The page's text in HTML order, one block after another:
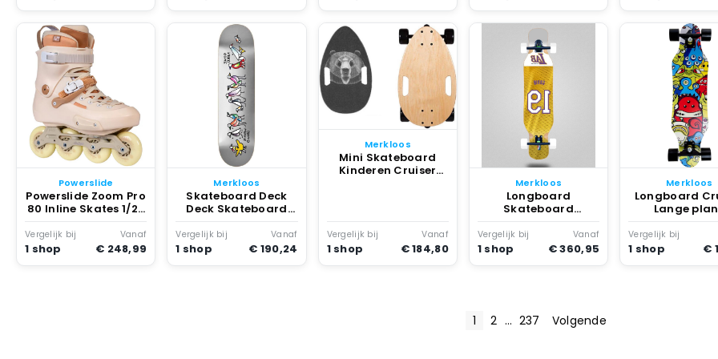
Powerslide
Powerslide Zoom Pro
80 Inline Skates 1/2-
43 Creme
Vergelijk bij
1 shop
Vanaf
€ 248,99
Merkloos
Skateboard Deck
Deck Skateboard
Skaten Straat
Medium Concave 8.3
Inch Multi
Vergelijk bij
1 shop
Vanaf
€ 190,24
Merkloos
Mini Skateboard
Kinderen Cruiser
inch
Vergelijk bij
1 shop
Vanaf
€ 184,80
Merkloos
Longboard
Skateboard
Compleet Board
Cruisen door stad
Extra breed deck
Vergelijk bij
1 shop
Vanaf
€ 360,95
Merkloos
Longboard
Lange
Skateboard
en cruisen 7
Canadees
Vergelijk bij
1 shop €
1 2 … 237 Volgende